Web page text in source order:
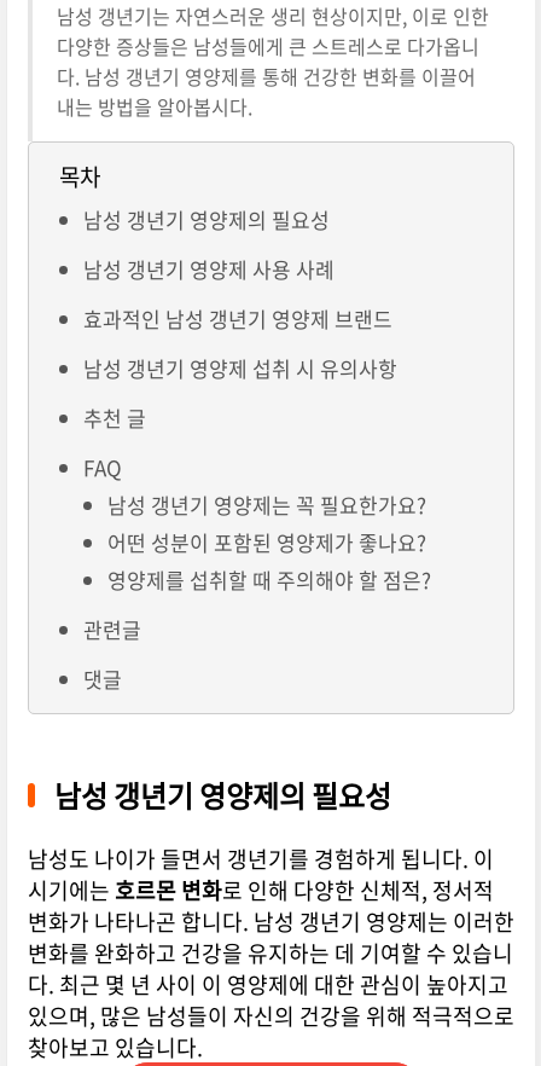
남성 갱년기는 자연스러운 생리 현상이지만, 이로 인한
다양한 증상들은 남성들에게 큰 스트레스로 다가옵니
다. 남성 갱년기 영양제를 통해 건강한 변화를 이끌어
내는 방법을 알아봅시다.
목차
남성 갱년기 영양제의 필요성
남성 갱년기 영양제 사용 사례
효과적인 남성 갱년기 영양제 브랜드
남성 갱년기 영양제 섭취 시 유의사항
추천 글
FAQ
남성 갱년기 영양제는 꼭 필요한가요?
어떤 성분이 포함된 영양제가 좋나요?
영양제를 섭취할 때 주의해야 할 점은?
관련글
댓글
남성 갱년기 영양제의 필요성
남성도 나이가 들면서 갱년기를 경험하게 됩니다. 이
시기에는 호르몬 변화로 인해 다양한 신체적, 정서적
변화가 나타나곤 합니다. 남성 갱년기 영양제는 이러한
변화를 완화하고 건강을 유지하는 데 기여할 수 있습니
다. 최근 몇 년 사이 이 영양제에 대한 관심이 높아지고
있으며, 많은 남성들이 자신의 건강을 위해 적극적으로
찾아보고 있습니다.